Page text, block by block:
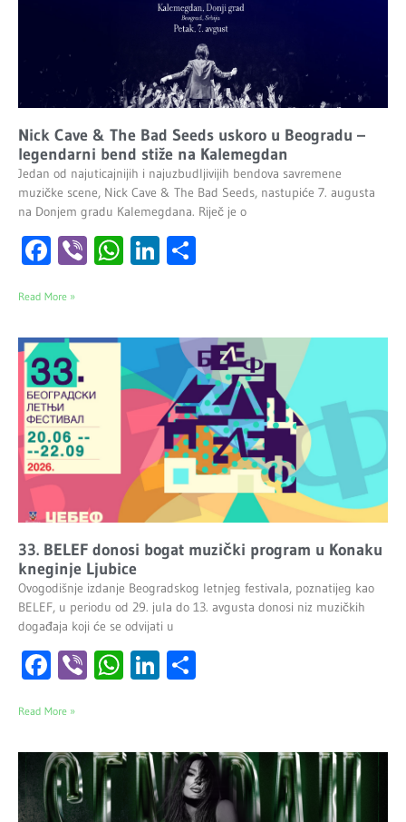
Nick Cave & The Bad Seeds uskoro u Beogradu –
legendarni bend stiže na Kalemegdan
Jedan od najuticajnijih i najuzbudljivijih bendova savremene
muzičke scene, Nick Cave & The Bad Seeds, nastupiće 7. augusta
na Donjem gradu Kalemegdana. Riječ je o
Facebook
ViberWhatsApp
LinkedIn
Read More »
33. BELEF donosi bogat muzički program u Konaku
kneginje Ljubice
Ovogodišnje izdanje Beogradskog letnjeg festivala, poznatijeg kao
BELEF, u periodu od 29. jula do 13. avgusta donosi niz muzičkih
događaja koji će se odvijati u
Facebook
ViberWhatsApp
LinkedIn
Read More »